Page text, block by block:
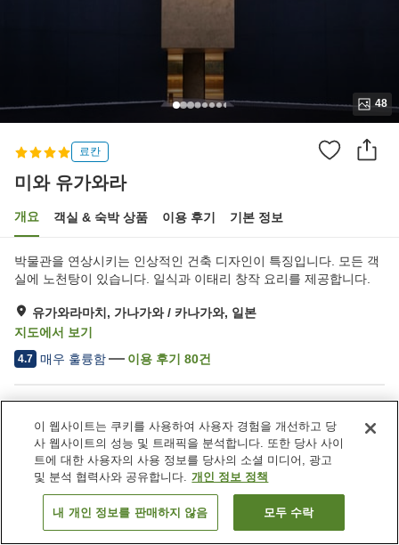
48
료칸
미와 유가와라
개요 객실 & 숙박 상품 이용 후기 기본 정보
박물관을 연상시키는 인상적인 건축 디자인이 특징입니다. 모든 객
실에 노천탕이 있습니다. 일식과 이태리 창작 요리를 제공합니다.
유가와라마치, 가나가와 / 카나가와, 일본
지도에서 보기
4.7 매우 훌륭함 이용 후기 80건
Wi-Fi
레스토랑
바
주차 (무료)
객실 보기
이 웹사이트는 쿠키를 사용하여 사용자 경험을 개선하고 당
사 웹사이트의 성능 및 트래픽을 분석합니다. 또한 당사 사이
트에 대한 사용자의 사용 정보를 당사의 소셜 미디어, 광고
및 분석 협력사와 공유합니다. 개인 정보 정책
내 개인 정보를 판매하지 않음 모두 수락